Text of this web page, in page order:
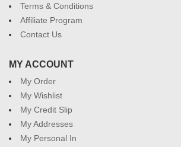
Terms & Conditions
Affiliate Program
Contact Us
MY ACCOUNT
My Order
My Wishlist
My Credit Slip
My Addresses
My Personal In